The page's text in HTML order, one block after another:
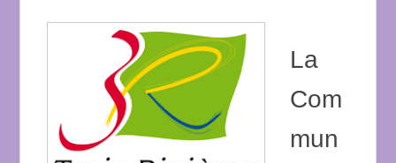
La
Com
mun